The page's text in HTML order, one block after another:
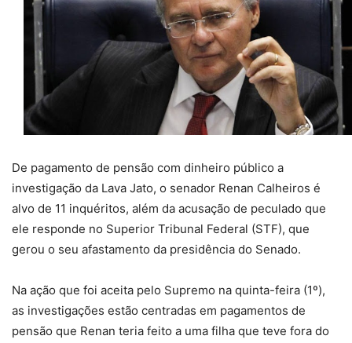
De pagamento de pensão com dinheiro público a
investigação da Lava Jato, o senador Renan Calheiros é
alvo de 11 inquéritos, além da acusação de peculado que
ele responde no Superior Tribunal Federal (STF), que
gerou o seu afastamento da presidência do Senado.
Na ação que foi aceita pelo Supremo na quinta-feira (1º),
as investigações estão centradas em pagamentos de
pensão que Renan teria feito a uma filha que teve fora do